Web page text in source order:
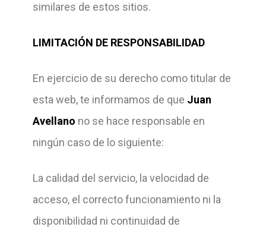
similares de estos sitios.
LIMITACIÓN DE RESPONSABILIDAD
En ejercicio de su derecho como titular de
esta web, te informamos de que Juan
Avellano no se hace responsable en
ningún caso de lo siguiente:
La calidad del servicio, la velocidad de
acceso, el correcto funcionamiento ni la
disponibilidad ni continuidad de